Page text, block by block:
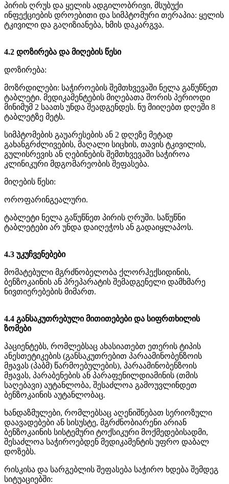
პირის ღრუს და ყელის ადგილობრივი, მსუბუქი
ინფექციების დროებითი და სიმპტომური თერაპია: ყელის
ტკივილი და გაღიზიანება, ხმის დაკარგვა.
4.2 დოზირება და მიღების წესი
დოზირება:
მოზრდილები: საჭიროების შემთხვევაში ნელა გაწუწნეთ
ტაბლეტი. მედიკამენტების მიღებათა შორის პერიოდი
მინიმუმ 2 საათს უნდა შეადგენდეს. ნუ მიიღებთ დღეში 8
ტაბლეტზე მეტს.
სიმპტომების გაუარესების ან 2 დღეზე მეტად
გახანგრძლივების, მაღალი სიცხის, თავის ტკივილის,
გულისრევის ან ღებინების შემთხვევაში საჭიროა
კლინიკური მდგომარეობის შეფასება.
მიღების წესი:
ოროფარინგეალური.
ტაბლეტი ნელა გაწუწნეთ პირის ღრუში. საწუწნი
ტაბლეტები არ უნდა დაიღეჭოს ან გადაიყლაპოს.
4.3 უკუჩვენებები
მომატებული მგრძნობელობა ქლორჰექსიდინის,
ბენზოკაინის ან პრეპარატის შემადგენელი დამხმარე
ნივთიერებების მიმართ.
4.4 განსაკუთრებული მითითებები და სიფრთხილის
ზომები
პაციენტებს, რომლებსაც ახასიათებთ ეთერის ტიპის
ანესთეტიკების (განსაკუთრებით პარაამინობენზოის
მჟავას (პაბმ) წარმოებულების), პარაამინობენზოის
მჟავას, პარაბენების ან პარაფენილდიამინის (თმის
საღებავი) აუტანლობა, შესაძლოა გამოუვლინდეთ
ბენზოკაინის აუტანლობაც.
ხანდაზმულები, რომლებსაც აღენიშნებათ სერიოზული
დაავადებები ან სისუსტე, მგრძნობიარენი არიან
ბენზოკაინის სისტემური ტოქსიკური მოქმედებისადმი,
შესაძლოა საჭიროებდენ მედიკამენტის უფრო დაბალ
დოზებს.
რისკისა და სარგებლის შეფასება საჭირო ხდება შემდეგ
სიტუაციებში: